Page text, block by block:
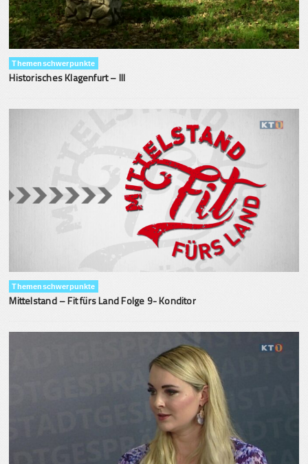
Themenschwerpunkte
Historisches Klagenfurt – III
Themenschwerpunkte
Mittelstand – Fit fürs Land Folge 9- Konditor